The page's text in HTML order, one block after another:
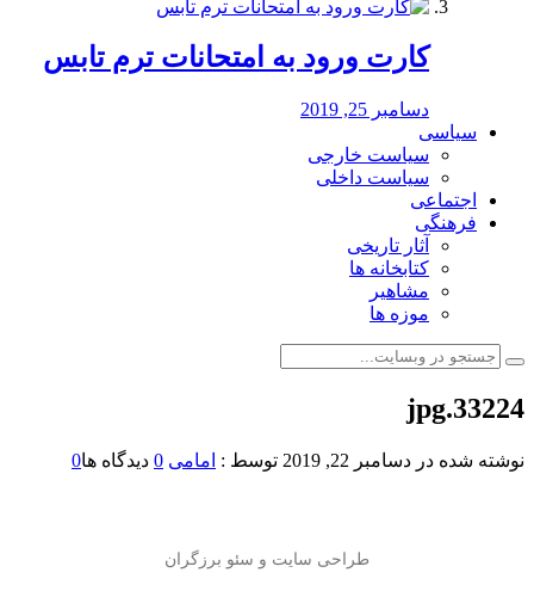
کارت ورود به امتحانات ترم تابس
دسامبر 25, 2019
سیاسی
سیاست خارجی
سیاست داخلی
اجتماعی
فرهنگی
آثار تاریخی
کتابخانه ها
مشاهیر
موزه ها
33224.jpg
نوشته شده در دسامبر 22, 2019 توسط : امامی 0 دیدگاه ها0